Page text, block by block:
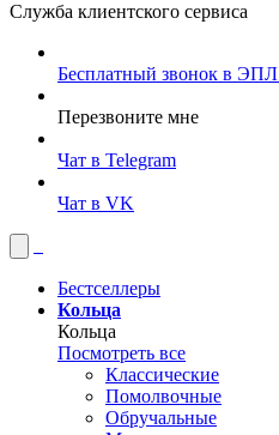
Служба клиентского сервиса
Бесплатный звонок в ЭПЛ
Перезвоните мне
Чат в Telegram
Чат в VK
Бестселлеры
Кольца
Кольца
Посмотреть все
Классические
Помолвочные
Обручальные